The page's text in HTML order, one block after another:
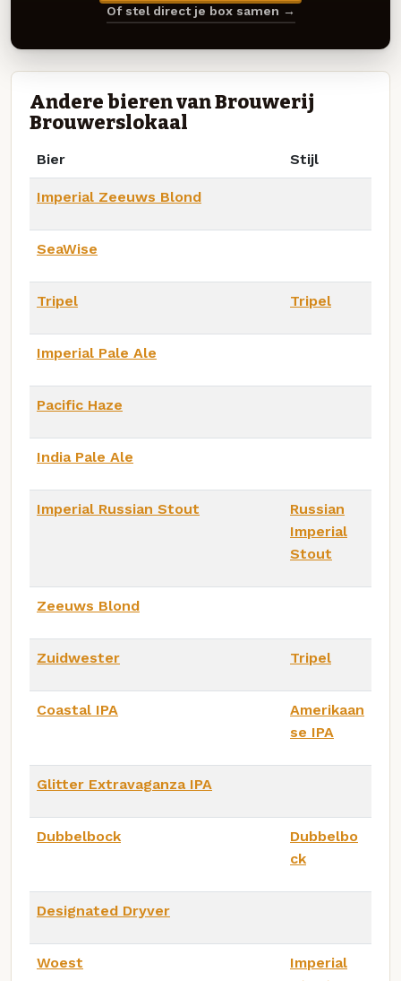
Of stel direct je box samen →
Andere bieren van Brouwerij
Brouwerslokaal
Bier Stijl
Imperial Zeeuws Blond
SeaWise
Tripel Tripel
Imperial Pale Ale
Pacific Haze
India Pale Ale
Imperial Russian Stout
Russian
Imperial
Stout
Zeeuws Blond
Zuidwester Tripel
Coastal IPA
Amerikaan
se IPA
Glitter Extravaganza IPA
Dubbelbock
Dubbelbo
ck
Designated Dryver
Woest
Imperial